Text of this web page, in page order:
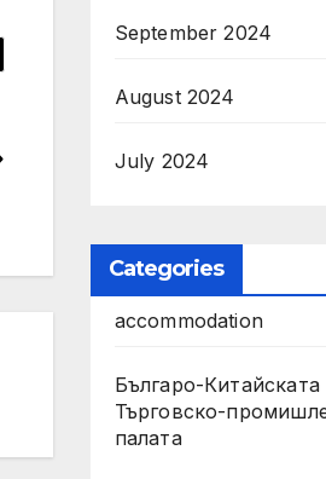
September 2024
August 2024
July 2024
Categories
accommodation
Българо-Китайската
Търговско-
палата